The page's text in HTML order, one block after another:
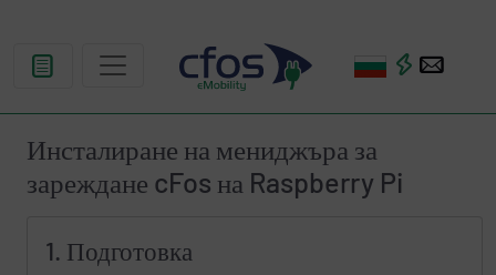
Инсталиране на мениджъра за
зареждане cFos на Raspberry Pi
1. Подготовка